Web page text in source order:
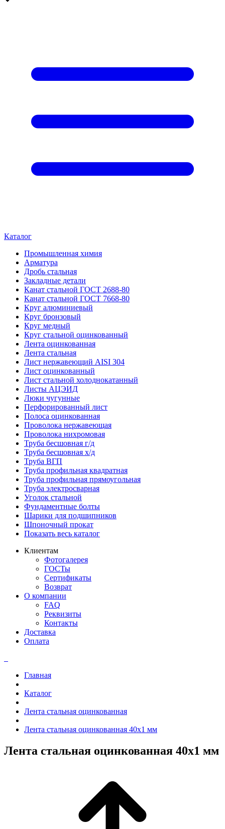
Каталог
Промышленная химия
Арматура
Дробь стальная
Закладные детали
Канат стальной ГОСТ 2688-80
Канат стальной ГОСТ 7668-80
Круг алюминиевый
Круг бронзовый
Круг медный
Круг стальной оцинкованный
Лента оцинкованная
Лента стальная
Лист нержавеющий AISI 304
Лист оцинкованный
Лист стальной холоднокатанный
Листы АЦЭИД
Люки чугунные
Перфорированный лист
Полоса оцинкованная
Проволока нержавеющая
Проволока нихромовая
Труба бесшовная г/д
Труба бесшовная х/д
Труба ВГП
Труба профильная квадратная
Труба профильная прямоугольная
Труба электросварная
Уголок стальной
Фундаментные болты
Шарики для подшипников
Шпоночный прокат
Показать весь каталог
Клиентам
Фотогалерея
ГОСТы
Сертификаты
Возврат
О компании
FAQ
Реквизиты
Контакты
Доставка
Оплата
Главная
Каталог
Лента стальная оцинкованная
Лента стальная оцинкованная 40x1 мм
Лента стальная оцинкованная 40x1 мм